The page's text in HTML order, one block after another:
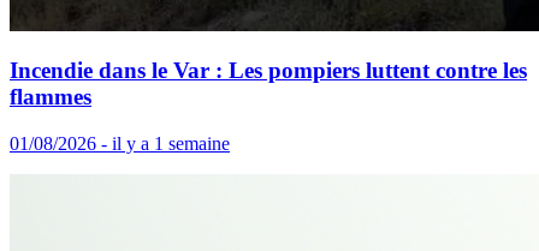
Incendie dans le Var : Les pompiers luttent contre les
flammes
01/08/2026 - il y a 1 semaine